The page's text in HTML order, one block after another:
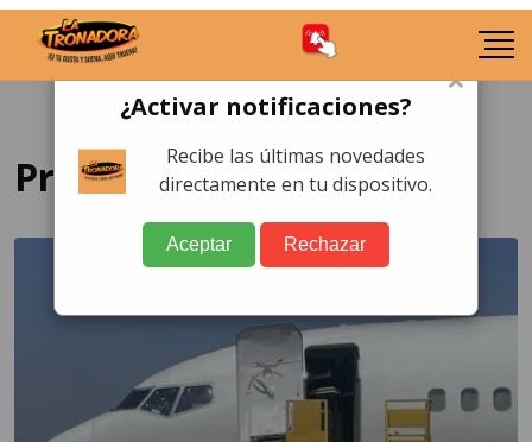
Presuntos violadores
×
¿Activar notificaciones?
Recibe las últimas novedades
directamente en tu dispositivo.
Aceptar Rechazar